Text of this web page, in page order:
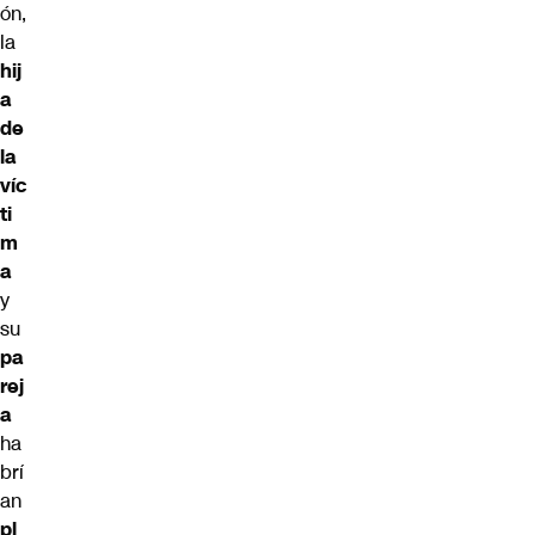
ón,
la
hij
a
de
la
víc
ti
m
a
y
su
pa
rej
a
ha
brí
an
pl